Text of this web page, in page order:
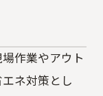
作業やアウト
ネ対策とし